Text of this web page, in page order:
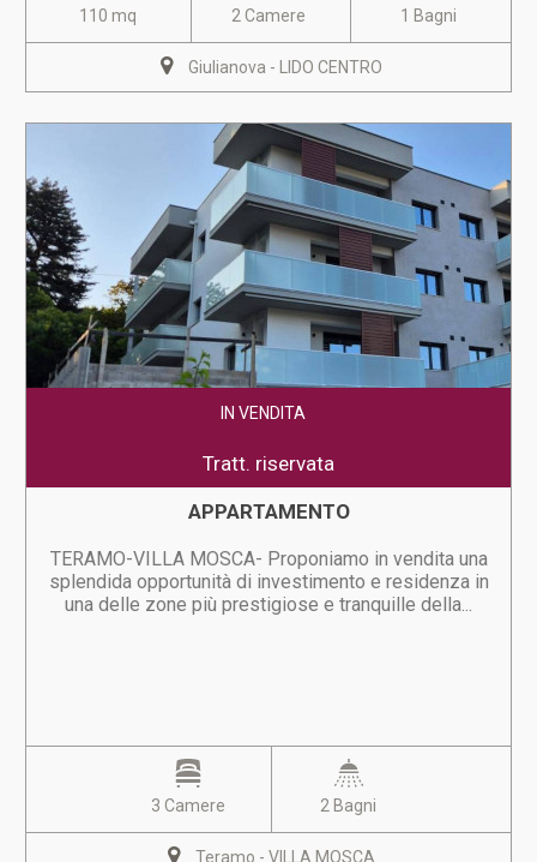
110 mq 2 Camere 1 Bagni
Giulianova - LIDO CENTRO
IN VENDITA
Tratt. riservata
APPARTAMENTO
TERAMO-VILLA MOSCA- Proponiamo in vendita una
splendida opportunità di investimento e residenza in
una delle zone più prestigiose e tranquille della...
3 Camere 2 Bagni
Teramo - VILLA MOSCA